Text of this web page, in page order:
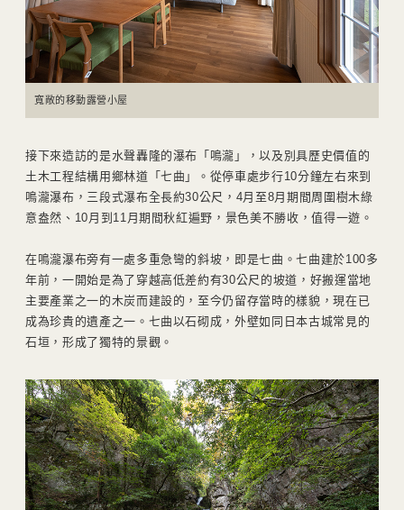
寬敞的移動露營小屋
接下來造訪的是水聲轟隆的瀑布「鳴瀧」，以及別具歷史價值的
土木工程結構用鄉林道「七曲」。從停車處步行10分鐘左右來到
鳴瀧瀑布，三段式瀑布全長約30公尺，4月至8月期間周圍樹木綠
意盎然、10月到11月期間秋紅遍野，景色美不勝收，值得一遊。
在鳴瀧瀑布旁有一處多重急彎的斜坡，即是七曲。七曲建於100多
年前，一開始是為了穿越高低差約有30公尺的坡道，好搬運當地
主要產業之一的木炭而建設的，至今仍留存當時的樣貌，現在已
成為珍貴的遺產之一。七曲以石砌成，外壁如同日本古城常見的
石垣，形成了獨特的景觀。